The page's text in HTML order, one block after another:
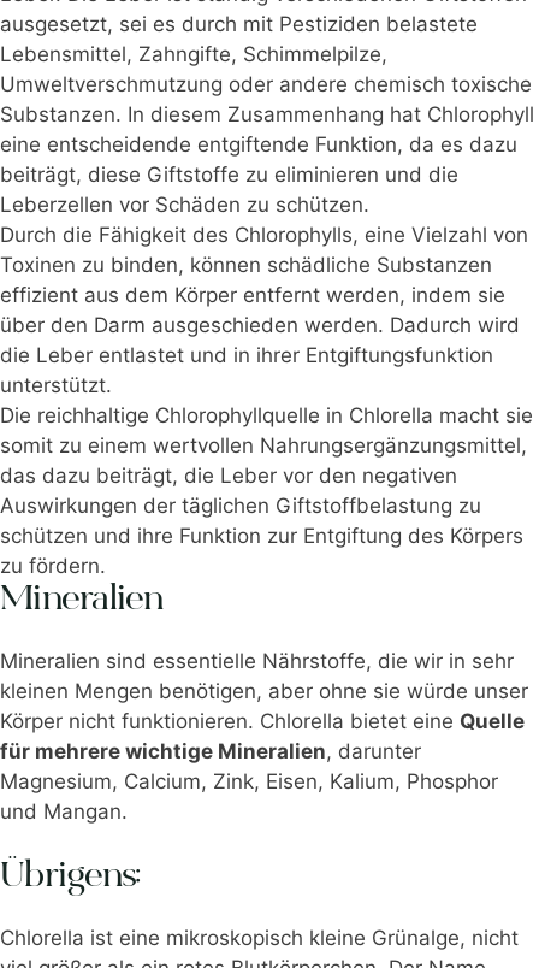
ausgesetzt, sei es durch mit Pestiziden belastete
Lebensmittel, Zahngifte, Schimmelpilze,
Umweltverschmutzung oder andere chemisch toxische
Substanzen. In diesem Zusammenhang hat Chlorophyll
eine entscheidende entgiftende Funktion, da es dazu
beiträgt, diese Giftstoffe zu eliminieren und die
Leberzellen vor Schäden zu schützen.
Durch die Fähigkeit des Chlorophylls, eine Vielzahl von
Toxinen zu binden, können schädliche Substanzen
effizient aus dem Körper entfernt werden, indem sie
über den Darm ausgeschieden werden. Dadurch wird
die Leber entlastet und in ihrer Entgiftungsfunktion
unterstützt.
Die reichhaltige Chlorophyllquelle in Chlorella macht sie
somit zu einem wertvollen Nahrungsergänzungsmittel,
das dazu beiträgt, die Leber vor den negativen
Auswirkungen der täglichen Giftstoffbelastung zu
schützen und ihre Funktion zur Entgiftung des Körpers
zu fördern.
Mineralien
Mineralien sind essentielle Nährstoffe, die wir in sehr
kleinen Mengen benötigen, aber ohne sie würde unser
Körper nicht funktionieren. Chlorella bietet eine Quelle
für mehrere wichtige Mineralien, darunter
Magnesium, Calcium, Zink, Eisen, Kalium, Phosphor
und Mangan.
Übrigens:
Chlorella ist eine mikroskopisch kleine Grünalge, nicht